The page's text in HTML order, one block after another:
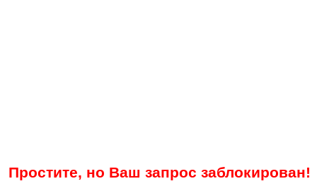
Простите, но Ваш запрос заблокирован!